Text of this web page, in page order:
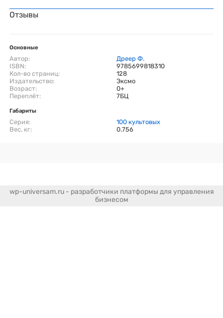
Отзывы
Основные
Автор:
Дреер Ф.
ISBN:
9785699818310
Кол-во страниц:
128
Издательство:
Эксмо
Возраст:
0+
Переплёт:
7БЦ
Габариты
Серия:
100 культовых
Вес, кг:
0.756
wp-universam.ru - разработчики платформы для управления
бизнесом